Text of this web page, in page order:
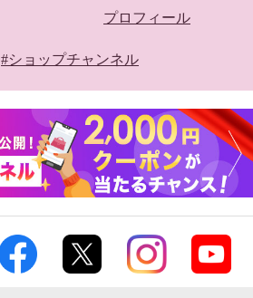
プロフィール
#ショップチャンネル